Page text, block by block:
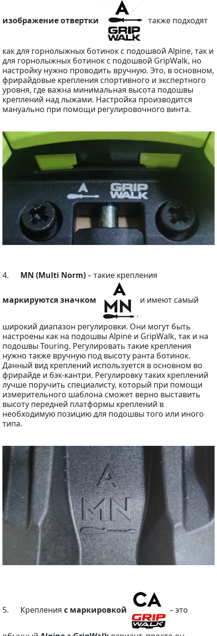
изображение отвертки также подходят
как для горнолыжных ботинок с подошвой Alpine, так и
для горнолыжных ботинок с подошвой GripWalk, но
настройку нужно проводить вручную. Это, в основном,
фрирайдовые крепления спортивного и экспертного
уровня, где важна минимальная высота подошвы
креплений над лыжами. Настройка производится
мануально при помощи регулировочного винта.
4. MN (Multi Norm)– такие крепления
маркируются значком и имеют самый
широкий диапазон регулировки. Они могут быть
настроены как на подошвы Alpine и GripWalk, так и на
подошвы Touring. Регулировать такие крепления
нужно также вручную под высоту ранта ботинок.
Данный вид креплений используется в основном во
фрирайде и бэк-кантри. Регулировку таких креплений
лучше поручить специалисту, который при помощи
измерительного шаблона сможет верно выставить
высоту передней платформы креплений в
необходимую позицию для подошвы того или иного
типа.
5. Крепления с маркировкой – это